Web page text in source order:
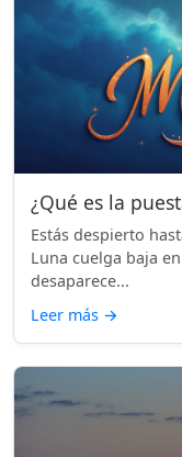
¿Qué es la
Estás despierto
Luna cuelga baja
desaparece...
Leer más →